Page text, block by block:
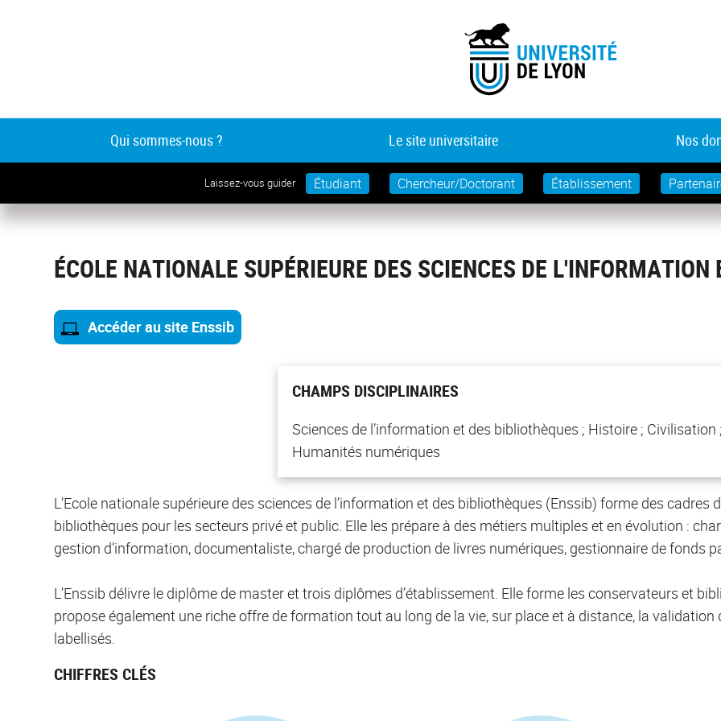
Qui sommes-nous ? Le site universitaire Nos
Laissez-vous guider Étudiant Chercheur/Doctorant Établissement
ÉCOLE NATIONALE SUPÉRIEURE DES SCIENCES DE
Accéder au site Enssib
L’Ecole nationale supérieure des sciences de l’information et des bibliothèques (Enssib) forme des cadres
bibliothèques pour les secteurs privé et public. Elle les prépare à des métiers multiples et en évolution :
gestion d’information, documentaliste, chargé de production de livres numériques, gestionnaire de fonds
L’Enssib délivre le diplôme de master et trois diplômes d’établissement. Elle forme les conservateurs et
propose également une riche offre de formation tout au long de la vie, sur place et à distance, la validation
labellisés.
CHIFFRES CLÉS
CHAMPS DISCIPLINAIRES
Sciences de l’information et des bibliothèques ; Histoire ;
Humanités numériques